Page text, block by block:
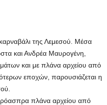
της Λεμεσού. Μέσα
και Ανδρέα Μαυρογένη,
και με πλάνα αρχείου από
εποχών, παρουσιάζεται η
πλάνα αρχείου από